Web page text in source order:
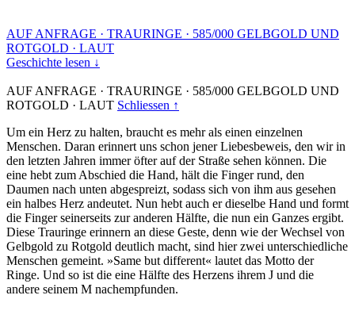
AUF ANFRAGE · TRAURINGE · 585/000 GELBGOLD UND
ROTGOLD · LAUT
Geschichte lesen ↓
AUF ANFRAGE · TRAURINGE · 585/000 GELBGOLD UND
ROTGOLD · LAUT Schliessen ↑
Um ein Herz zu halten, braucht es mehr als einen einzelnen
Menschen. Daran erinnert uns schon jener Liebesbeweis, den wir in
den letzten Jahren immer öfter auf der Straße sehen können. Die
eine hebt zum Abschied die Hand, hält die Finger rund, den
Daumen nach unten abgespreizt, sodass sich von ihm aus gesehen
ein halbes Herz andeutet. Nun hebt auch er dieselbe Hand und formt
die Finger seinerseits zur anderen Hälfte, die nun ein Ganzes ergibt.
Diese Trauringe erinnern an diese Geste, denn wie der Wechsel von
Gelbgold zu Rotgold deutlich macht, sind hier zwei unterschiedliche
Menschen gemeint. »Same but different« lautet das Motto der
Ringe. Und so ist die eine Hälfte des Herzens ihrem J und die
andere seinem M nachempfunden.